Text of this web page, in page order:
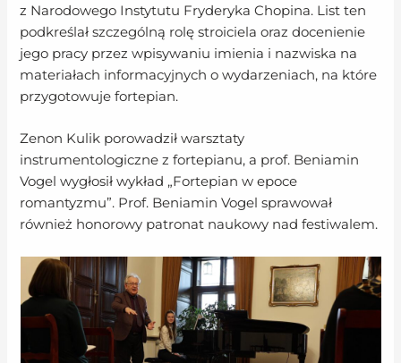
z Narodowego Instytutu Fryderyka Chopina. List ten
podkreślał szczególną rolę stroiciela oraz docenienie
jego pracy przez wpisywaniu imienia i nazwiska na
materiałach informacyjnych o wydarzeniach, na które
przygotowuje fortepian.
Zenon Kulik porowadził warsztaty
instrumentologiczne z fortepianu, a prof. Beniamin
Vogel wygłosił wykład „Fortepian w epoce
romantyzmu”. Prof. Beniamin Vogel sprawował
również honorowy patronat naukowy nad festiwalem.